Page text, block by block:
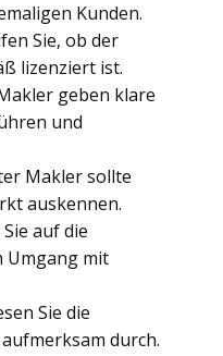
Kunden.
Sie, ob der
lizenziert ist.
geben klare
und
Makler sollte
auskennen.
auf die
Umgang mit
Sie die
durch.